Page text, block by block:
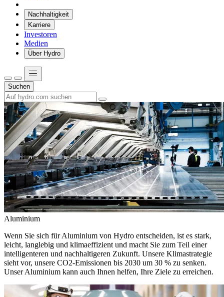
Nachhaltigkeit
Karriere
Investoren
Medien
Über Hydro
Suchen
Aluminium
Wenn Sie sich für Aluminium von Hydro entscheiden, ist es stark,
leicht, langlebig und klimaeffizient und macht Sie zum Teil einer
intelligenteren und nachhaltigeren Zukunft. Unsere Klimastrategie
sieht vor, unsere CO2-Emissionen bis 2030 um 30 % zu senken.
Unser Aluminium kann auch Ihnen helfen, Ihre Ziele zu erreichen.